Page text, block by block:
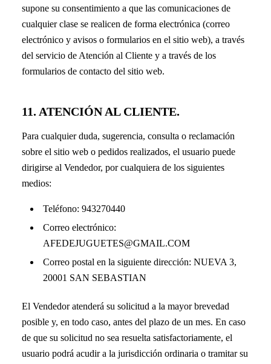
supone su consentimiento a que las comunicaciones de
cualquier clase se realicen de forma electrónica (correo
electrónico y avisos o formularios en el sitio web), a través
del servicio de Atención al Cliente y a través de los
formularios de contacto del sitio web.
11. ATENCIÓN AL CLIENTE.
Para cualquier duda, sugerencia, consulta o reclamación
sobre el sitio web o pedidos realizados, el usuario puede
dirigirse al Vendedor, por cualquiera de los siguientes
medios:
Teléfono: 943270440
Correo electrónico:
AFEDEJUGUETES@GMAIL.COM
Correo postal en la siguiente dirección: NUEVA 3,
20001 SAN SEBASTIAN
El Vendedor atenderá su solicitud a la mayor brevedad
posible y, en todo caso, antes del plazo de un mes. En caso
de que su solicitud no sea resuelta satisfactoriamente, el
usuario podrá acudir a la jurisdicción ordinaria o tramitar su